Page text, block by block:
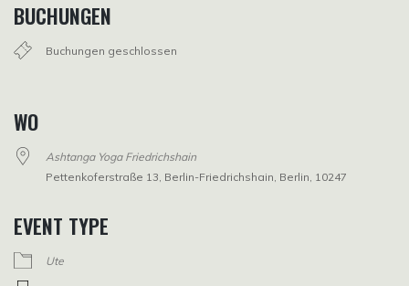
BUCHUNGEN
Buchungen geschlossen
WO
Ashtanga Yoga Friedrichshain
Pettenkoferstraße 13, Berlin-Friedrichshain, Berlin, 10247
EVENT TYPE
Ute